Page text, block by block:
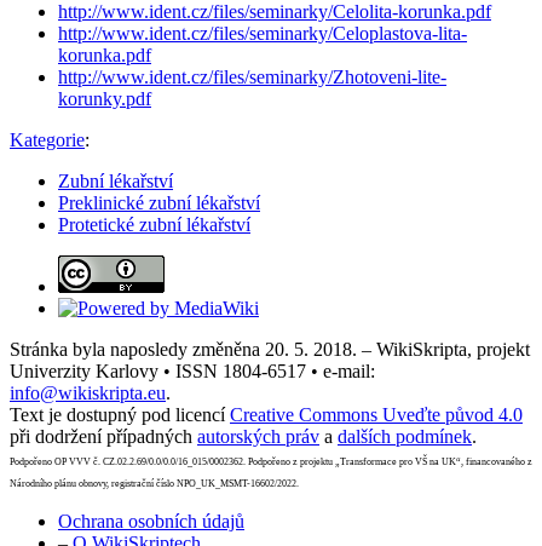
http://www.ident.cz/files/seminarky/Celolita-korunka.pdf
http://www.ident.cz/files/seminarky/Celoplastova-lita-
korunka.pdf
http://www.ident.cz/files/seminarky/Zhotoveni-lite-
korunky.pdf
Kategorie:
Zubní lékařství
Preklinické zubní lékařství
Protetické zubní lékařství
Stránka byla naposledy změněna 20. 5. 2018. – WikiSkripta, projekt
Univerzity Karlovy • ISSN 1804-6517 • e-mail:
info@wikiskripta.eu.
Text je dostupný pod licencíCreative Commons Uveďte původ 4.0
při dodržení případných autorských práv a dalších podmínek.
Podpořeno OP VVV č. CZ.02.2.69/0.0/0.0/16_015/0002362. Podpořeno z projektu „Transformace pro VŠ na UK“, financovaného z
Národního plánu obnovy, registrační číslo NPO_UK_MSMT-16602/2022.
Ochrana osobních údajů